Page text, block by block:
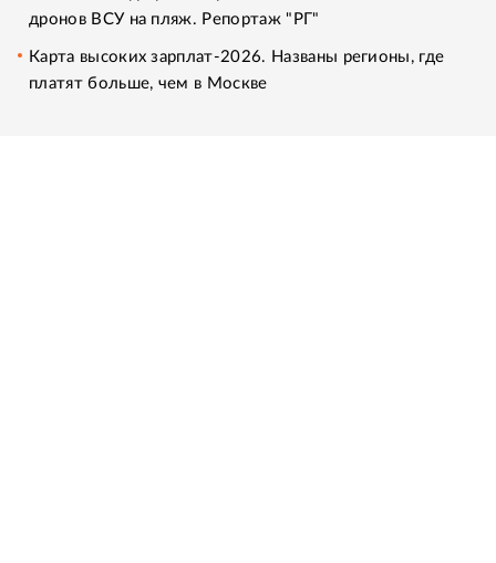
дронов ВСУ на пляж. Репортаж "РГ"
Карта высоких зарплат-2026. Названы регионы, где
платят больше, чем в Москве